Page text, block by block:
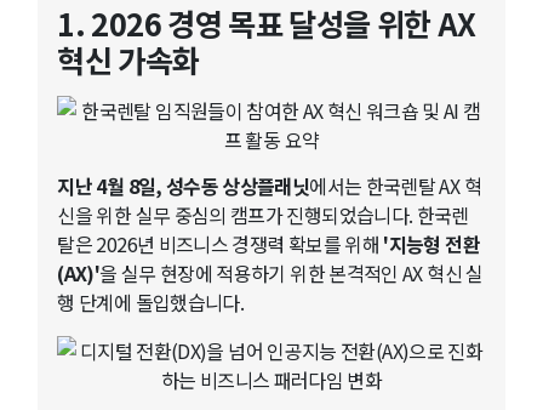
1. 2026 경영 목표 달성을 위한 AX
혁신 가속화
지난 4월 8일, 성수동 상상플래닛에서는 한국렌탈 AX 혁
신을 위한 실무 중심의 캠프가 진행되었습니다. 한국렌
탈은 2026년 비즈니스 경쟁력 확보를 위해 '지능형 전환
(AX)'을 실무 현장에 적용하기 위한 본격적인 AX 혁신 실
행 단계에 돌입했습니다.